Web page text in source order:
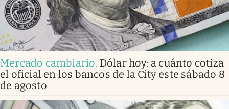
Mercado cambiario. Dólar hoy: a cuánto cotiza
el oficial en los bancos de la City este sábado 8
de agosto